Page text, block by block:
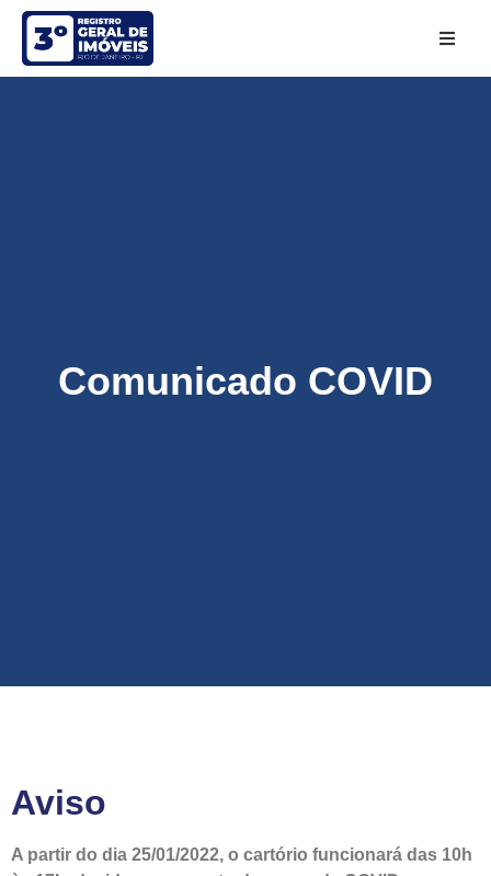
Comunicado COVID
Aviso
A partir do dia 25/01/2022, o cartório funcionará das 10h